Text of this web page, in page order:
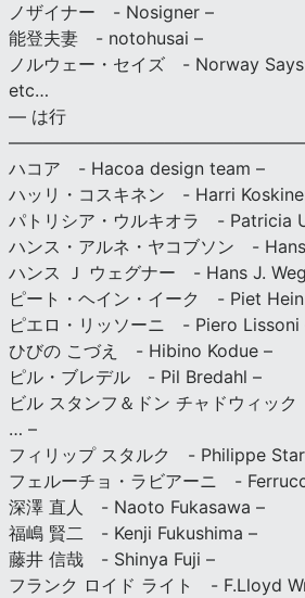
ノザイナー - Nosigner –
能登夫妻 - notohusai –
ノルウェー・セイズ - Norway
etc…
— は行
ハコア - Hacoa design team –
ハッリ・コスキネン - Harri
パトリシア・ウルキオラ - Patricia
ハンス・アルネ・ヤコブソン -
ハンス Ｊ ウェグナー - Hans J.
ピート・ヘイン・イーク - Piet
ピエロ・リッソーニ - Piero Lissoni
ひびの こづえ - Hibino Kodue –
ピル・ブレデル - Pil Bredahl –
ビル スタンフ＆ドン チャドウィッ
… –
フィリップ スタルク - Philippe
フェルーチョ・ラビアーニ -
深澤 直人 - Naoto Fukasawa –
福嶋 賢二 - Kenji Fukushima –
藤井 信哉 - Shinya Fuji –
フランク ロイド ライト - F.Lloyd